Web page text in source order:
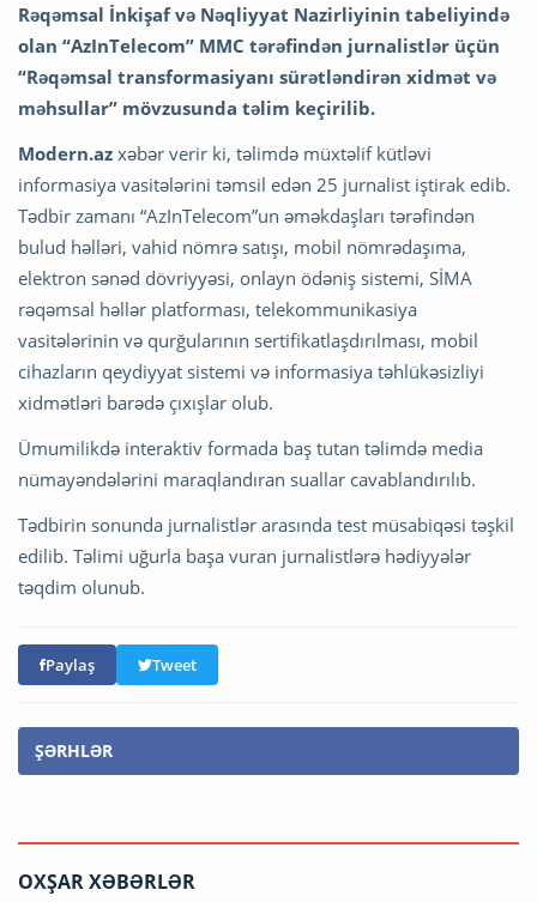
Rəqəmsal İnkişaf və Nəqliyyat Nazirliyinin tabeliyində
olan “AzInTelecom” MMC tərəfindən jurnalistlər üçün
“Rəqəmsal transformasiyanı sürətləndirən xidmət və
məhsullar” mövzusunda təlim keçirilib.
Modern.az xəbər verir ki, təlimdə müxtəlif kütləvi
informasiya vasitələrini təmsil edən 25 jurnalist iştirak edib.
Tədbir zamanı “AzInTelecom”un əməkdaşları tərəfindən
bulud həlləri, vahid nömrə satışı, mobil nömrədaşıma,
elektron sənəd dövriyyəsi, onlayn ödəniş sistemi, SİMA
rəqəmsal həllər platforması, telekommunikasiya
vasitələrinin və qurğularının sertifikatlaşdırılması, mobil
cihazların qeydiyyat sistemi və informasiya təhlükəsizliyi
xidmətləri barədə çıxışlar olub.
Ümumilikdə interaktiv formada baş tutan təlimdə media
nümayəndələrini maraqlandıran suallar cavablandırılıb.
Tədbirin sonunda jurnalistlər arasında test müsabiqəsi təşkil
edilib. Təlimi uğurla başa vuran jurnalistlərə hədiyyələr
təqdim olunub.
Paylaş Tweet
ŞƏRHLƏR
OXŞAR XƏBƏRLƏR